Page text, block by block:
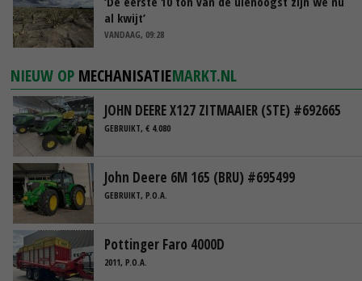
al kwijt’
VANDAAG, 09:28
NIEUW OP MECHANISATIEMARKT.NL
JOHN DEERE X127 ZITMAAIER (STE) #692665
GEBRUIKT, € 4.080
John Deere 6M 165 (BRU) #695499
GEBRUIKT, P.O.A.
Pottinger Faro 4000D
2011, P.O.A.